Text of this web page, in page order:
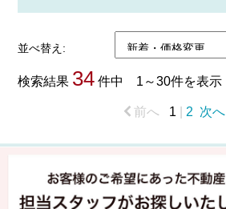
並べ替え:
検索結果 34 件中 1～30件を表示
前へ 1 2 次へ